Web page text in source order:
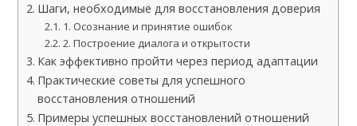
Шаги, необходимые для восстановления доверия
1. Осознание и принятие ошибок
2. Построение диалога и открытости
Как эффективно пройти через период адаптации
Практические советы для успешного
восстановления отношений
Примеры успешных восстановлений отношений